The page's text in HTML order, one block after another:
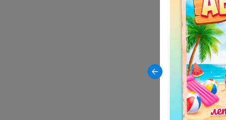
Цвет опор
Цвет
Материал
Материал
Материал